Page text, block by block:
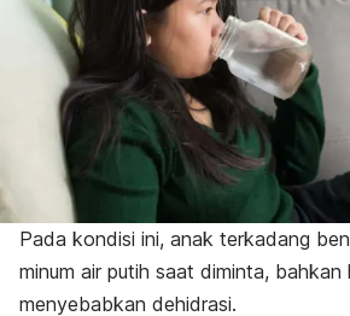
Pada kondisi ini, anak terkadang
minum air putih saat diminta, bahkan
menyebabkan dehidrasi.